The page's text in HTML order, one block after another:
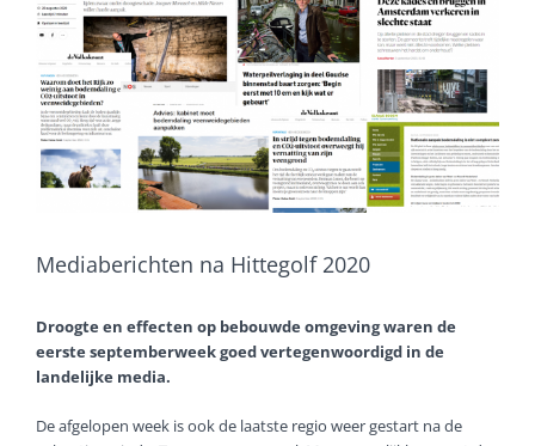
Image
Mediaberichten na Hittegolf 2020
Droogte en effecten op bebouwde omgeving waren de
eerste septemberweek goed vertegenwoordigd in de
landelijke media.
De afgelopen week is ook de laatste regio weer gestart na de